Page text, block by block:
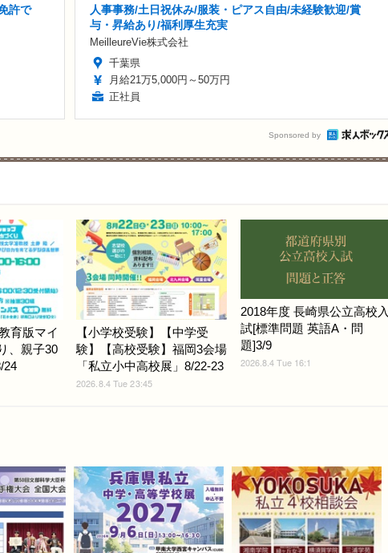
許で
人事事務/土日祝休み/服装・ピアス自由/未経験歓迎/賞
与・昇給あり/福利厚生充実
MeilleureVie株式会社
千葉県
月給21万5,000円～50万円
正社員
Sponsored by
育版マイ
、親子30
24
【小学校受験】【中学受
験】【高校受験】福岡3会場
「私立小中高校展」8/22-23
2026.8.4 Tue 23:45
2018年度 長崎県公立高校入
試[標準問題 英語A・問
題]3/9
2026.8.4 Tue 16:1